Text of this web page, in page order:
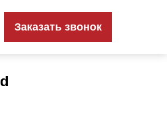
Заказать звонок
Заказать звонок